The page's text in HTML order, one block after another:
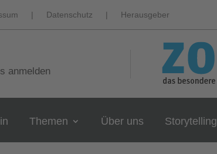
| Datenschutz | Herausgeber
anmelden
Themen Über uns Storytelling